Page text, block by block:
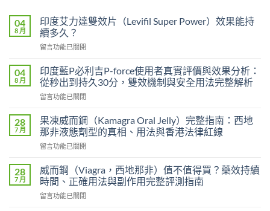
04
8 月
印度艾力達雙效片（Levifil Super Power）效果能持
續多久？
在
度
艾
力
達
效
片
（Levifil
Super
效
果
持
留言功能已關閉
04
8 月
印度藍P必利吉P-force使用者真實評價與效果分析：
從秒出到持久30分，雙效機制與安全用法完整解析
在
度
藍
P
必
吉
P-
force
使
留言功能已關閉
28
7 月
果凍威而鋼（Kamagra Oral Jelly）完整指南：西地
那非液態劑型的真相、用法與香港法律紅線
在
凍
威
而
鋼
留言功能已關閉
28
7 月
威而鋼（Viagra，西地那非）值不值得買？藥效持續
時間、正確用法與副作用完整評測指南
在
留言功能已關閉